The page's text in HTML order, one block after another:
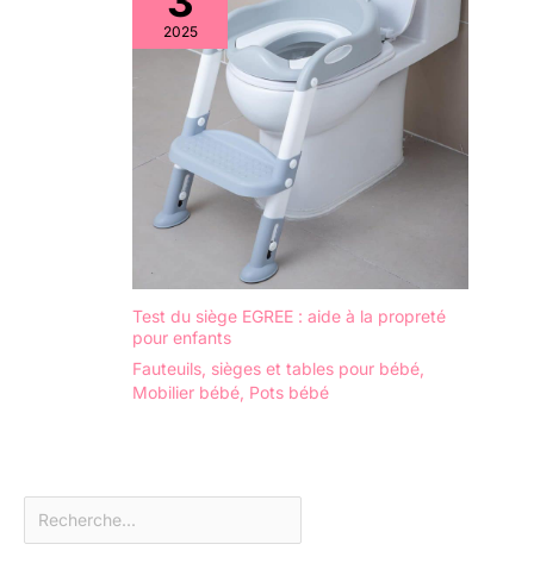
2025
Test du siège EGREE : aide à la propreté
pour enfants
Fauteuils, sièges et tables pour bébé
Mobilier bébé Pots bébé